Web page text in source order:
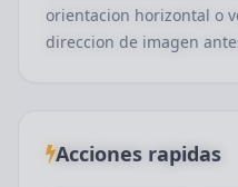
orientacion horizontal o
direccion de imagen
Acciones rapidas